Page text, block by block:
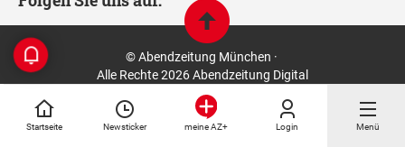
Startseite Newsticker meine AZ+ Login Menü
© Abendzeitung München ·
Alle Rechte 2026 Abendzeitung Digital